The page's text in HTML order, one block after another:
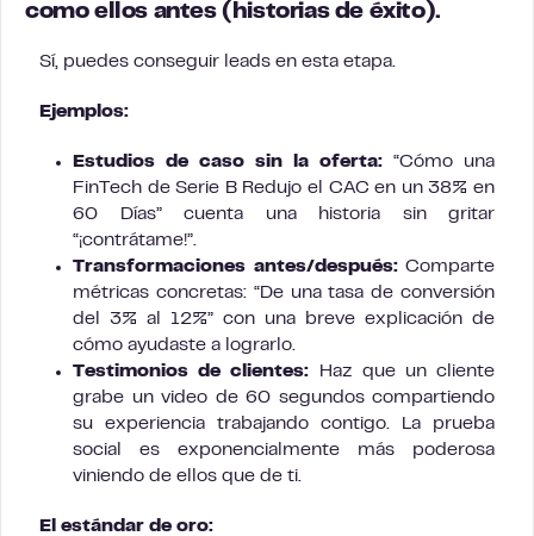
como ellos antes(historias de éxito).
Sí, puedes conseguir leads en esta etapa.
Ejemplos:
Estudios de caso sin la oferta: “Cómo una
FinTech de Serie B Redujo el CAC en un 38% en
60 Días” cuenta una historia sin gritar
“¡contrátame!”.
Transformaciones antes/después:Comparte
métricas concretas: “De una tasa de conversión
del 3% al 12%” con una breve explicación de
cómo ayudaste a lograrlo.
Testimonios de clientes: Haz que un cliente
grabe un video de 60 segundos compartiendo
su experiencia trabajando contigo. La prueba
social es exponencialmente más poderosa
viniendo de ellos que de ti.
El estándar de oro: